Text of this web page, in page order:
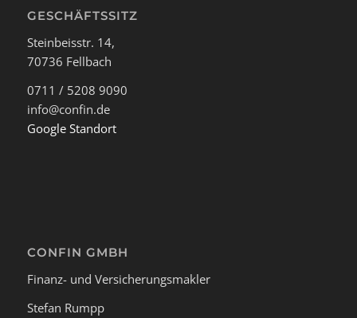
GESCHÄFTSSITZ
Steinbeisstr. 14,
70736 Fellbach
0711 / 5208 9090
info@confin.de
Google Standort
CONFIN GMBH
Finanz- und Versicherungsmakler
Stefan Rumpp